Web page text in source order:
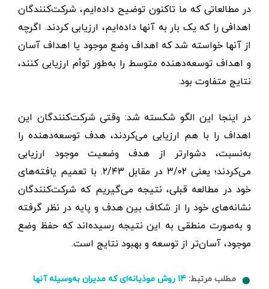
در مطالعاتی که ما تاکنون توضیح داده‌ایم، شرکت‌کنندگان
اهدافی را که یک بار به آنها داده‌ایم، ارزیابی کردند. اگرچه
از آنها خواسته شد که اهداف وضع موجود یا اهداف آسان
و اهداف توسعه‌دهنده متوسط ​​را به‌طور توأم ارزیابی کنند،
نتایج متفاوت بود.
در اینجا این الگو شکسته شد: وقتی شرکت‌کنندگان این
اهداف را با هم ارزیابی می‌کردند، هدف توسعه‌دهنده را
به‌نسبت، دشوارتر از هدف وضعیت موجود ارزیابی
می‌کردند؛‌ یعنی ۳/۰۲ در مقابل ۲/۴۳. با تعمیم یافته‌های
خود در مطالعه قبلی، نتیجه می‌گیریم که شرکت‌کنندگان
نشانه‌های خود را از شکاف بین هدف و پایه در نظر گرفته
و به‌صورت منطقی به این نتیجه رسیده‌اند که حفظ وضع
موجود، آسان‌تر از توسعه و بهبود نتایج است.
مطلب مرتبط:
۱۴ روش موذیانه‌ای که مدیران به‌وسیله آنها